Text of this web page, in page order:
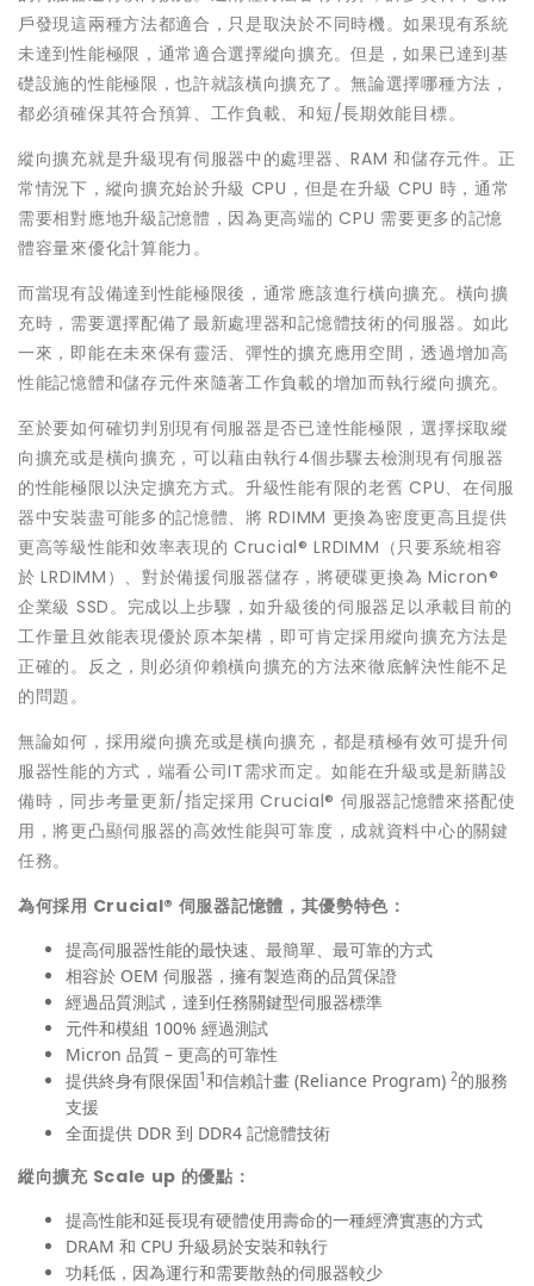
戶發現這兩種方法都適合，只是取決於不同時機。如果現有系統
未達到性能極限，通常適合選擇縱向擴充。但是，如果已達到基
礎設施的性能極限，也許就該橫向擴充了。無論選擇哪種方法，
都必須確保其符合預算、工作負載、和短/長期效能目標。
縱向擴充就是升級現有伺服器中的處理器、RAM 和儲存元件。正
常情況下，縱向擴充始於升級 CPU，但是在升級 CPU 時，通常
需要相對應地升級記憶體，因為更高端的 CPU 需要更多的記憶
體容量來優化計算能力。
而當現有設備達到性能極限後，通常應該進行橫向擴充。橫向擴
充時，需要選擇配備了最新處理器和記憶體技術的伺服器。如此
一來，即能在未來保有靈活、彈性的擴充應用空間，透過增加高
性能記憶體和儲存元件來隨著工作負載的增加而執行縱向擴充。
至於要如何確切判別現有伺服器是否已達性能極限，選擇採取縱
向擴充或是橫向擴充，可以藉由執行4個步驟去檢測現有伺服器
的性能極限以決定擴充方式。升級性能有限的老舊 CPU、在伺服
器中安裝盡可能多的記憶體、將 RDIMM 更換為密度更高且提供
更高等級性能和效率表現的 Crucial® LRDIMM（只要系統相容
於 LRDIMM）、對於備援伺服器儲存，將硬碟更換為 Micron®
企業級 SSD。完成以上步驟，如升級後的伺服器足以承載目前的
工作量且效能表現優於原本架構，即可肯定採用縱向擴充方法是
正確的。反之，則必須仰賴橫向擴充的方法來徹底解決性能不足
的問題。
無論如何，採用縱向擴充或是橫向擴充，都是積極有效可提升伺
服器性能的方式，端看公司IT需求而定。如能在升級或是新購設
備時，同步考量更新/指定採用 Crucial® 伺服器記憶體來搭配使
用，將更凸顯伺服器的高效性能與可靠度，成就資料中心的關鍵
任務。
為何採用 Crucial® 伺服器記憶體，其優勢特色：
提高伺服器性能的最快速、最簡單、最可靠的方式
相容於 OEM 伺服器，擁有製造商的品質保證
經過品質測試，達到任務關鍵型伺服器標準
元件和模組 100% 經過測試
Micron 品質 – 更高的可靠性
提供終身有限保固1和信賴計畫 (Reliance Program) 2的服務
支援
全面提供 DDR 到 DDR4 記憶體技術
縱向擴充 Scale up 的優點：
提高性能和延長現有硬體使用壽命的一種經濟實惠的方式
DRAM 和 CPU 升級易於安裝和執行
功耗低，因為運行和需要散熱的伺服器較少